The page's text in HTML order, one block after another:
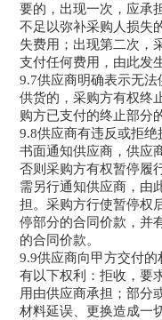
要的，出现一次，应承
不足以弥补采购人损失
失费用；出现第二次，
支付任何费用，由此发
9.7供应商明确表示无
供货的，采购方有权终
购方已支付的终止部分
9.8供应商有违反或拒
书面通知供应商，供应
否则采购方有权暂停履
需另行通知供应商，由
担。采购方行使暂停权
停部分的合同价款，并
的合同价款。
9.9供应商向甲方交付
有以下权利：拒收，要
用由供应商承担；部分
材料延误、更换造成一